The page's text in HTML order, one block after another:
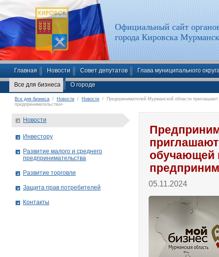
Официальный сайт
города Кировска
Главная Новости Совет депутатов Глава муниципального
Все для бизнеса О городе
Все для бизнеса / Новости / Новости / Предпринимателей Мурманской области
предпринимательства»
обучающей
05.11.2024
Новости
Инвестору
Развитие малого и среднего
предпринимательства
Развитие торговли
Защита прав потребителей
Контакты